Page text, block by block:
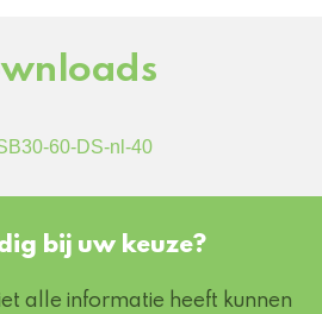
60-DS-nl-40
bij uw keuze?
alle informatie heeft kunnen